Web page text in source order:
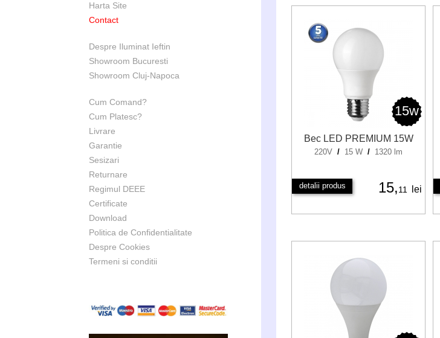
Harta Site
Contact
Despre Iluminat Ieftin
Showroom Bucuresti
Showroom Cluj-Napoca
Cum Comand?
Cum Platesc?
Livrare
Garantie
Sesizari
Returnare
Regimul DEEE
Certificate
Download
Politica de Confidentialitate
Despre Cookies
Termeni si conditii
15w
Bec LED PREMIUM 15W
220V / 15 W / 1320 lm
detalii produs 15,11 lei